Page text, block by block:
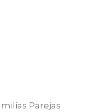
Parejas